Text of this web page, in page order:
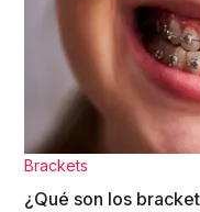
Brackets
¿Qué son los